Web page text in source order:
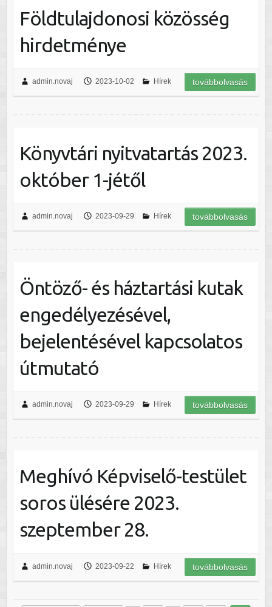
Földtulajdonosi közösség
hirdetménye
admin.novaj 2023-10-02 Hírek továbbolvasás
Könyvtári nyitvatartás 2023.
október 1-jétől
admin.novaj 2023-09-29 Hírek továbbolvasás
Öntöző- és háztartási kutak
engedélyezésével,
bejelentésével kapcsolatos
útmutató
admin.novaj 2023-09-29 Hírek továbbolvasás
Meghívó Képviselő-testület
soros ülésére 2023.
szeptember 28.
admin.novaj 2023-09-22 Hírek továbbolvasás